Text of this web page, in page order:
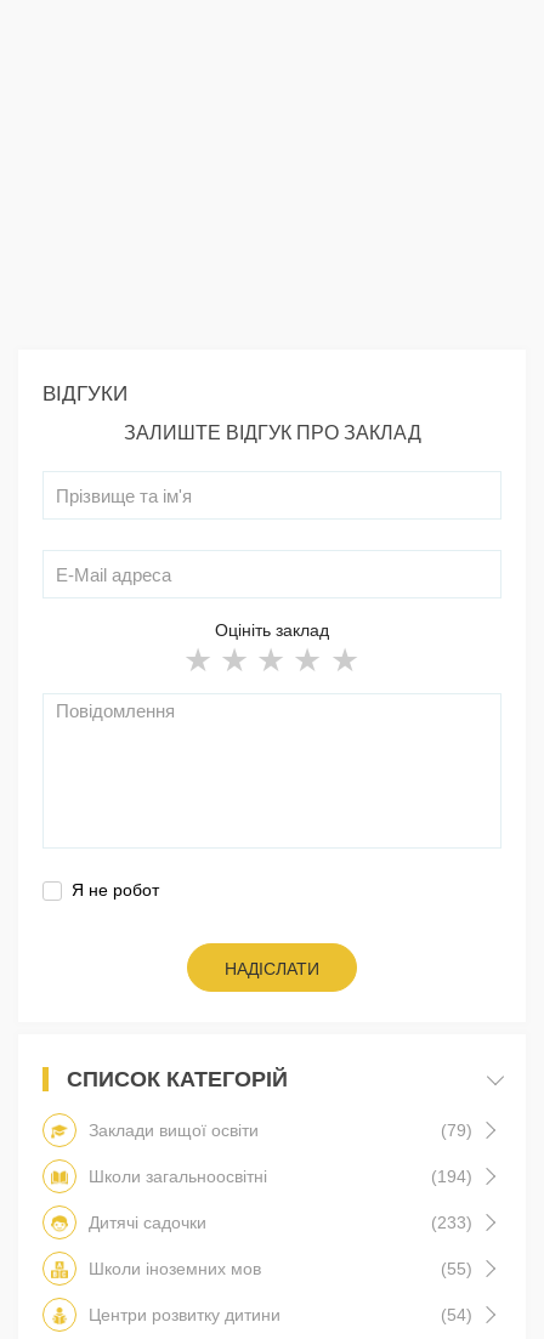
ВІДГУКИ
ЗАЛИШТЕ ВІДГУК ПРО ЗАКЛАД
Оцініть заклад
Я не робот
НАДІСЛАТИ
СПИСОК КАТЕГОРІЙ
Заклади вищої освіти (79)
Школи загальноосвітні (194)
Дитячі садочки (233)
Школи іноземних мов (55)
Центри розвитку дитини (54)